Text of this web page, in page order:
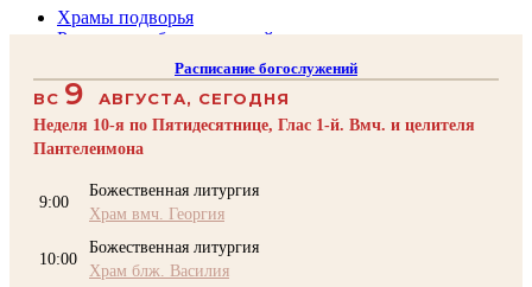
Храмы подворья
Расписание богослужений
Воскресная школа
Преподаватели Воскресной школы
Катехизация
КОНТАКТЫ
Расписание богослужений
ВС 9 АВГУСТА, СЕГОДНЯ
Неделя 10-я по Пятидесятнице, Глас 1-й. Вмч. и целителя
Пантелеимона
9:00
Божественная литургия
Храм вмч. Георгия
10:00
Божественная литургия
Храм блж. Василия